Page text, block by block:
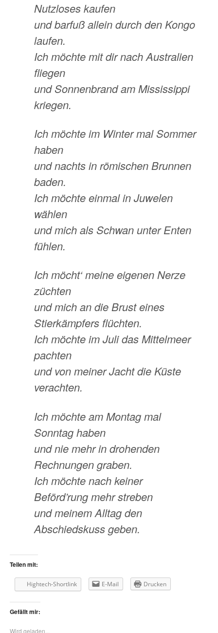
Nutzloses kaufen
und barfuß allein durch den Kongo
laufen.
Ich möchte mit dir nach Australien
fliegen
und Sonnenbrand am Mississippi
kriegen.
Ich möchte im Winter mal Sommer
haben
und nachts in römischen Brunnen
baden.
Ich möchte einmal in Juwelen
wählen
und mich als Schwan unter Enten
fühlen.
Ich möcht‘ meine eigenen Nerze
züchten
und mich an die Brust eines
Stierkämpfers flüchten.
Ich möchte im Juli das Mittelmeer
pachten
und von meiner Jacht die Küste
verachten.
Ich möchte am Montag mal
Sonntag haben
und nie mehr in drohenden
Rechnungen graben.
Ich möchte nach keiner
Beförd’rung mehr streben
und meinem Alltag den
Abschiedskuss geben.
Teilen mit:
Hightech-Shortlink E-Mail Drucken
Gefällt mir:
Wird geladen...